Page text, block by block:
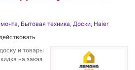
, Бытовая техника, Доски, Haier
и товары
на заказ